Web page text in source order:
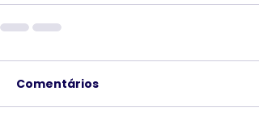
Comentários